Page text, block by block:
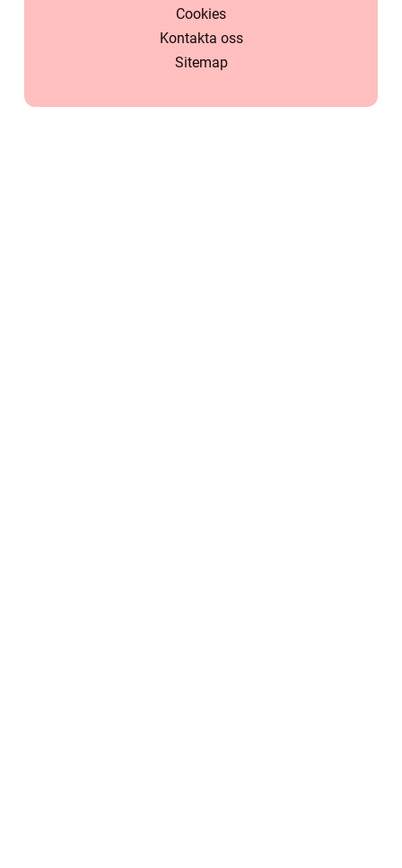
Cookies
Kontakta oss
Sitemap